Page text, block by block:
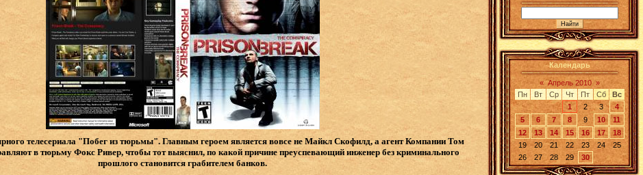
телесериала "Побег из тюрьмы". Главным героем является вовсе не Майкл Скофилд, а агент Компании Том
в тюрьму Фокс Ривер, чтобы тот выяснил, по какой причине преуспевающий инженер без криминального
прошлого становится грабителем банков.
Календарь
« Апрель 2010 »
Пн
Вт Ср Чт Пт Сб
Вс
1
2 3
4
5
6 7 8 9 10
11
12
13 14 15 16 17
18
19
20 21 22 23 24
25
26
27 28 29 30